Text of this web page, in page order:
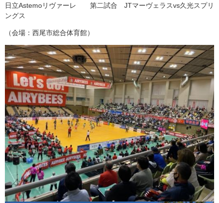
日立Astemoリヴァーレ 第二試合 JTマーヴェラスvs久光スプリ
ングス
（会場：西尾市総合体育館）